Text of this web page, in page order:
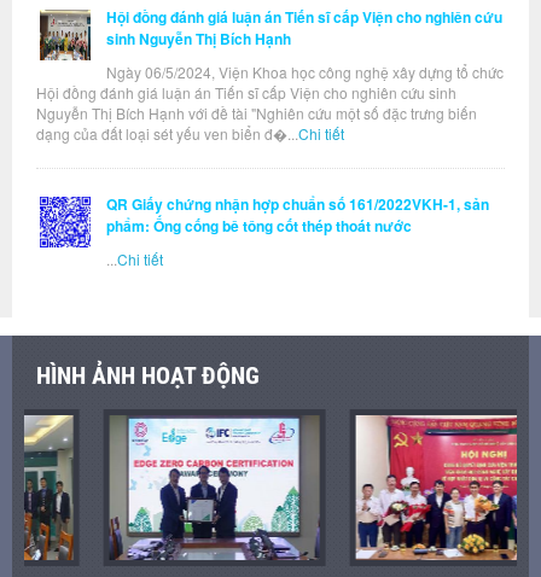
Hội đồng đánh giá luận án Tiến sĩ cấp Viện cho nghiên cứu
sinh Nguyễn Thị Bích Hạnh
Ngày 06/5/2024, Viện Khoa học công nghệ xây dựng tổ chức
Hội đồng đánh giá luận án Tiến sĩ cấp Viện cho nghiên cứu sinh
Nguyễn Thị Bích Hạnh với đề tài "Nghiên cứu một số đặc trưng biến
dạng của đất loại sét yếu ven biển đ�... Chi tiết
QR Giấy chứng nhận hợp chuẩn số 161/2022VKH-1, sản
phẩm: Ống cống bê tông cốt thép thoát nước
Chi tiết
HÌNH ẢNH HOẠT ĐỘNG